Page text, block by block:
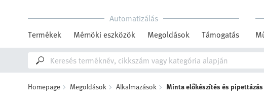
Automatizálás
Termékek
Mérnöki eszközök Megoldások Támogatás
Homepage Megoldások Alkalmazások Minta előkészítés és pipettázás